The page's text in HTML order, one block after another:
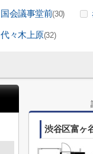
国会議事堂前(30)
代々木上原(32)
渋谷区富ヶ